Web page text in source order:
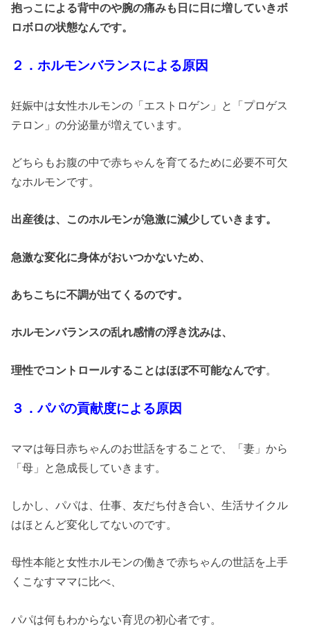
抱っこによる背中のや腕の痛みも日に日に増していきボ
ロボロの状態なんです。
２．ホルモンバランスによる原因
妊娠中は女性ホルモンの「エストロゲン」と「プロゲス
テロン」の分泌量が増えています。
どちらもお腹の中で赤ちゃんを育てるために必要不可欠
なホルモンです。
出産後は、このホルモンが急激に減少していきます。
急激な変化に身体がおいつかないため、
あちこちに不調が出てくるのです。
ホルモンバランスの乱れ感情の浮き沈みは、
理性でコントロールすることはほぼ不可能なんです。
３．パパの貢献度による原因
ママは毎日赤ちゃんのお世話をすることで、「妻」から
「母」と急成長していきます。
しかし、パパは、仕事、友だち付き合い、生活サイクル
はほとんど変化してないのです。
母性本能と女性ホルモンの働きで赤ちゃんの世話を上手
くこなすママに比べ、
パパは何もわからない育児の初心者です。